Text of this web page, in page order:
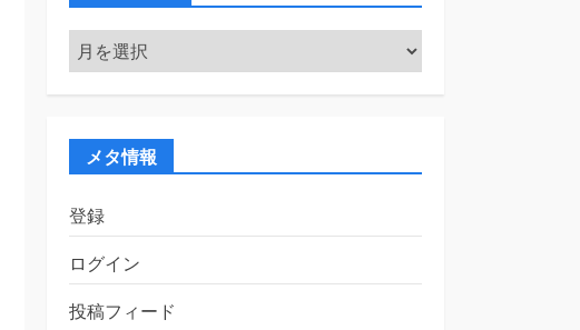
ア
ー
カ
メタ情報
登録
ログイン
投稿フィード